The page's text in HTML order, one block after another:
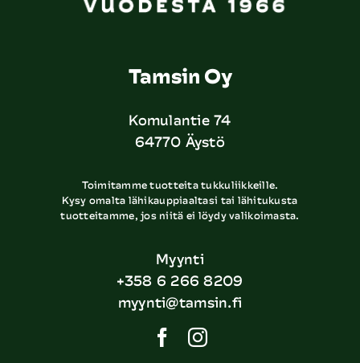
Tamsin Oy
Komulantie 74
64770 Äystö
Toimitamme tuotteita tukkuliikkeille.
Kysy omalta lähikauppiaaltasi tai lähitukusta
tuotteitamme, jos niitä ei löydy valikoimasta.
Myynti
+358 6 266 8209
myynti@tamsin.fi